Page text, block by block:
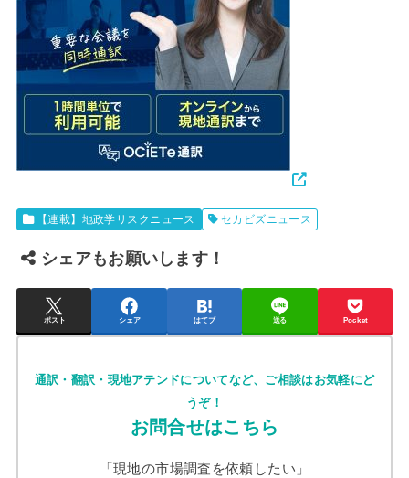
【連載】地政学リスクニュース セカビズニュース
シェアもお願いします！
ポスト シェア はてブ 送る Pocket
通訳・翻訳・現地アテンドについてなど、ご相談はお気軽にど
うぞ！
お問合せはこちら
「現地の市場調査を依頼したい」